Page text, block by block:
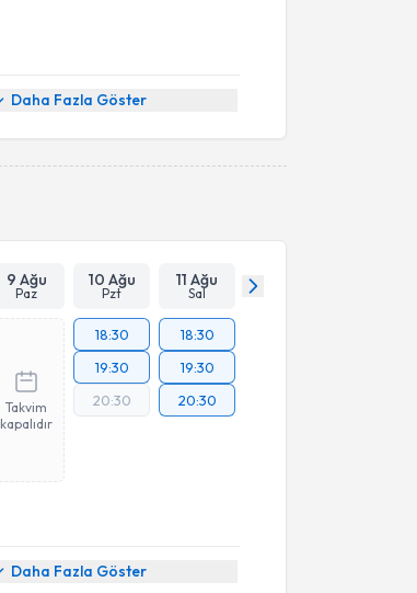
Daha Fazla Göster
9 Ağu
Paz
10 Ağu
Pzt
11 Ağu
Sal
Takvim
kapalıdır
18:30
19:30
20:30
18:30
19:30
20:30
Daha Fazla Göster